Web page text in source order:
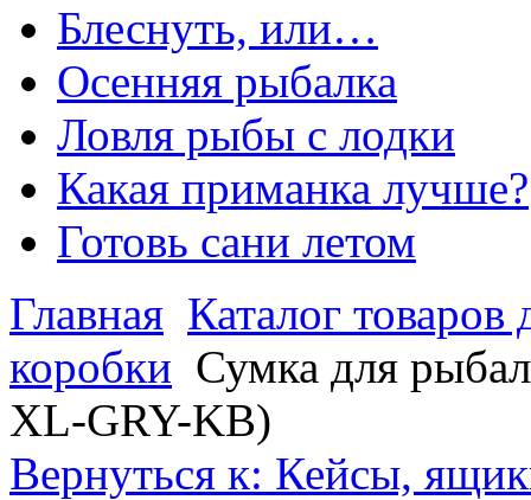
Блеснуть, или…
Осенняя рыбалка
Ловля рыбы с лодки
Какая приманка лучше?
Готовь сани летом
Главная Каталог
коробки Сумка для
XL-GRY-KB)
Вернуться к: Кейсы,